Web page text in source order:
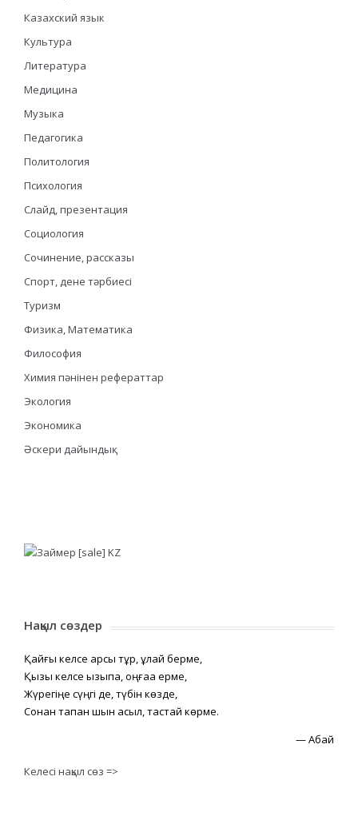
Казахский язык
Культура
Литература
Медицина
Музыка
Педагогика
Политология
Психология
Слайд, презентация
Социология
Сочинение, рассказы
Спорт, дене тәрбиесі
Туризм
Физика, Математика
Философия
Химия пәнінен рефераттар
Экология
Экономика
Әскери дайындық
Нақыл сөздер
Қайғы келсе қарсы тұр, құлай берме,
Қызық келсе қызықпа, оңғаққа ерме,
Жүрегіңе сүңгі де, түбін көзде,
Сонан тапқан шын асыл, тастай көрме.
—Абай
Келесі нақыл сөз =>